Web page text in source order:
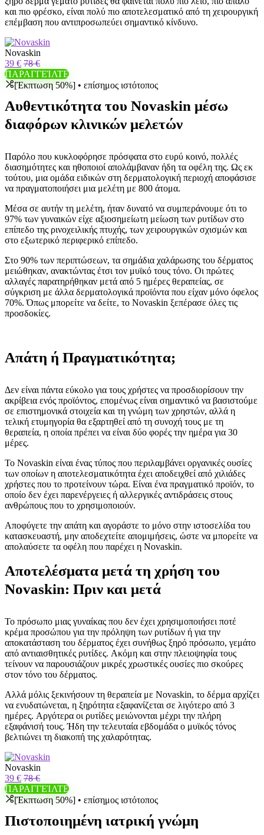
και πιο φρέσκο, είναι πολύ πιο αποτελεσματικό από τη χειρουργική
επέμβαση που αντιπροσωπεύει σημαντικό κίνδυνο.
Novaskin
39 € 78 €
ΠΑΡΑΓΓΕΊΛΤΕ
[Έκπτωση 50%] • επίσημος ιστότοπος
Αυθεντικότητα του Novaskin μέσω
διαφόρων κλινικών μελετών
Παρόλο που κυκλοφόρησε πρόσφατα στο ευρύ κοινό, πολλές
διασημότητες και ηθοποιοί απολάμβαναν ήδη τα οφέλη της. Ως εκ
τούτου, μια ομάδα ειδικών στη δερματολογική περιοχή αποφάσισε
να πραγματοποιήσει μια μελέτη με 800 άτομα.
Μέσα σε αυτήν τη μελέτη, ήταν δυνατό να συμπεράνουμε ότι το
97% των γυναικών είχε αξιοσημείωτη μείωση των ρυτίδων στο
επίπεδο της ρινοχειλικής πτυχής, των χειρουργικών σχισμών και
στο εξωτερικό περιφερικό επίπεδο.
Στο 90% των περιπτώσεων, τα σημάδια χαλάρωσης του δέρματος
μειώθηκαν, ανακτώντας έτσι τον μυϊκό τους τόνο. Οι πρώτες
αλλαγές παρατηρήθηκαν μετά από 5 ημέρες θεραπείας, σε
σύγκριση με άλλα δερματολογικά προϊόντα που είχαν μόνο όφελος
70%. Όπως μπορείτε να δείτε, το Novaskin ξεπέρασε όλες τις
προσδοκίες.
Απάτη ή Πραγματικότητα;
Δεν είναι πάντα εύκολο για τους χρήστες να προσδιορίσουν την
ακρίβεια ενός προϊόντος, επομένως είναι σημαντικό να βασιστούμε
σε επιστημονικά στοιχεία και τη γνώμη των χρηστών, αλλά η
τελική ετυμηγορία θα εξαρτηθεί από τη συνοχή τους με τη
θεραπεία, η οποία πρέπει να είναι δύο φορές την ημέρα για 30
μέρες.
Το Novaskin είναι ένας τύπος που περιλαμβάνει οργανικές ουσίες
των οποίων η αποτελεσματικότητα έχει αποδειχθεί από χιλιάδες
χρήστες που το προτείνουν τώρα. Είναι ένα πραγματικό προϊόν, το
οποίο δεν έχει παρενέργειες ή αλλεργικές αντιδράσεις στους
ανθρώπους που το χρησιμοποιούν.
Αποφύγετε την απάτη και αγοράστε το μόνο στην ιστοσελίδα του
κατασκευαστή, μην αποδεχτείτε απομιμήσεις, ώστε να μπορείτε να
απολαύσετε τα οφέλη που παρέχει η Novaskin.
Αποτελέσματα μετά τη χρήση του
Novaskin: Πριν και μετά
Το πρόσωπο μιας γυναίκας που δεν έχει χρησιμοποιήσει ποτέ
κρέμα προσώπου για την πρόληψη των ρυτίδων ή για την
αποκατάσταση του δέρματος έχει συνήθως ξηρό πρόσωπο, γεμάτο
από αντιαισθητικές ρυτίδες. Ακόμη και στην πλειοψηφία τους
τείνουν να παρουσιάζουν μικρές χρωστικές ουσίες πιο σκούρες
στον τόνο του δέρματος.
Αλλά μόλις ξεκινήσουν τη θεραπεία με Novaskin, το δέρμα αρχίζει
να ενυδατώνεται, η ξηρότητα εξαφανίζεται σε λιγότερο από 3
ημέρες. Αργότερα οι ρυτίδες μειώνονται μέχρι την πλήρη
εξαφάνισή τους. Ήδη την τελευταία εβδομάδα ο μυϊκός τόνος
βελτιώνει τη διακοπή της χαλαρότητας.
Novaskin
39 € 78 €
ΠΑΡΑΓΓΕΊΛΤΕ
[Έκπτωση 50%] • επίσημος ιστότοπος
Πιστοποιημένη ιατρική γνώμη